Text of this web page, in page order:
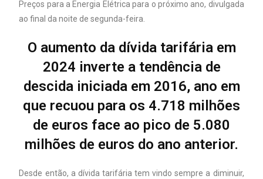
Preços para a Energia Elétrica para o próximo ano, divulgada
ao final da noite de segunda-feira.
O aumento da dívida tarifária em
2024 inverte a tendência de
descida iniciada em 2016, ano em
que recuou para os 4.718 milhões
de euros face ao pico de 5.080
milhões de euros do ano anterior.
Desde então, a dívida tarifária tem vindo sempre a diminuir,